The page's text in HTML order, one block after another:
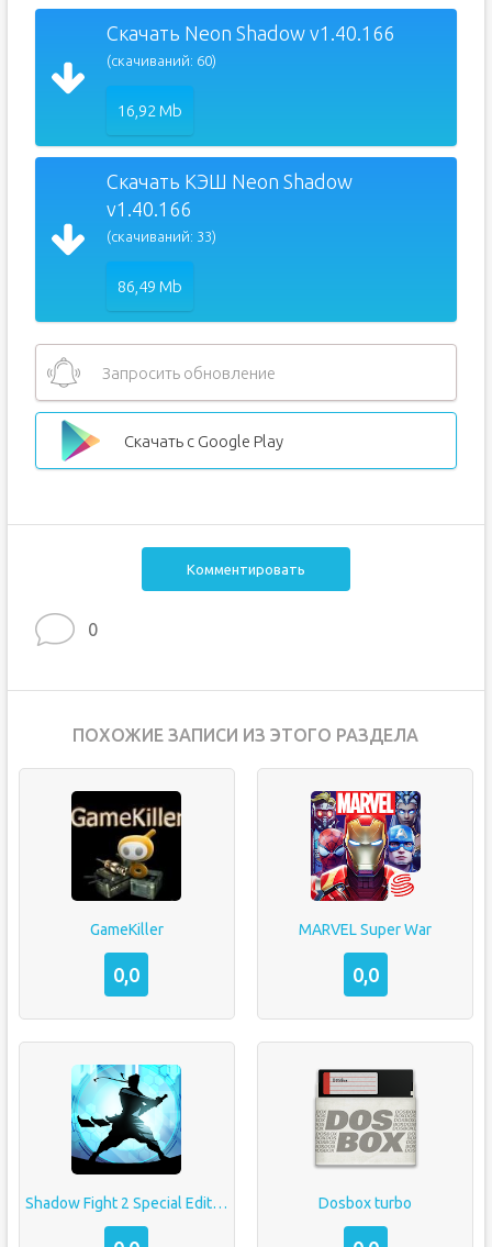
Скачать Neon Shadow v1.40.166
(скачиваний: 60)
16,92 Mb
Скачать КЭШ Neon Shadow
v1.40.166
(скачиваний: 33)
86,49 Mb
Запросить обновление
Скачать с Google Play
Комментировать
0
ПОХОЖИЕ ЗАПИСИ ИЗ ЭТОГО РАЗДЕЛА
GameKiller
0,0
MARVEL Super War
0,0
Shadow Fight 2 Special Edition Dosbox turbo